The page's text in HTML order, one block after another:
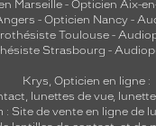
Marseille - Opticien Aix-
- Opticien Nancy -
Toulouse-
Strasbourg -
Krys, Opticien en ligne :
, lunettes de vue,
: Site de vente en ligne de